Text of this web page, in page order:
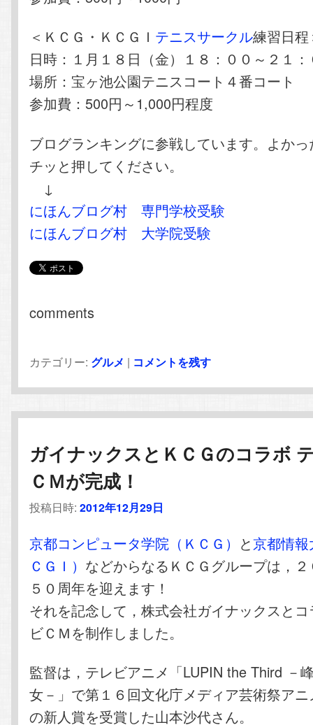
＜ＫＣＧ・ＫＣＧＩ テニスサークル練習日程
日時：１月１８日（金）１８：００～２１
場所：宝ヶ池公園テニスコート４番コート
参加費：500円～1,000円程度
ブログランキングに参戦しています。よか
チッと押してください。
↓
にほんブログ村 専門学校受験
にほんブログ村 大学院受験
comments
カテゴリー: グルメ | コメントを残す
ガイナックスとＫＣＧのコラボ
ＣＭが完成！
投稿日時:2012年12月29日
京都コンピュータ学院（ＫＣＧ） と京都情
ＣＧＩ） などからなるＫＣＧグループは，
５０周年を迎えます！
それを記念して，株式会社ガイナックスと
ビＣＭを制作しました。
監督は，テレビアニメ「LUPIN the Third －
女－」で第１６回文化庁メディア芸術祭ア
の新人賞を受賞した山本沙代さん。